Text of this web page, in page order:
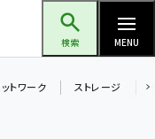
検索 MENU
トワーク ストレージ